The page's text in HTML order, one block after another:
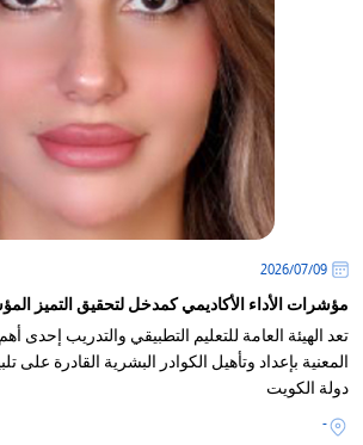
09‏/07‏/2026
مؤشرات الأداء الأكاديمي كمدخل لتحقيق التميز
تعد الهيئة العامة للتعليم التطبيقي والتدريب إحدى
المعنية بإعداد وتأهيل الكوادر البشرية القادرة على
دولة الكويت
-